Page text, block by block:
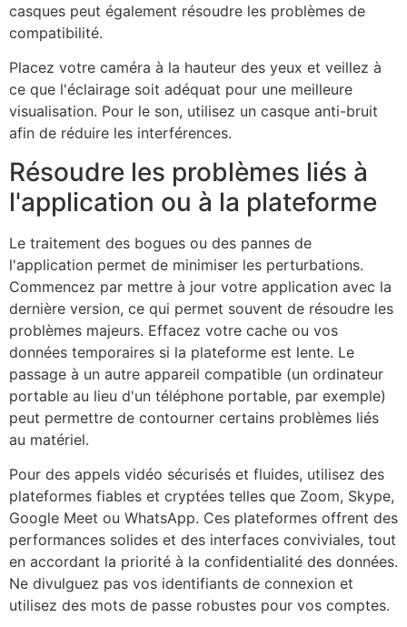
casques peut également résoudre les problèmes de
compatibilité.
Placez votre caméra à la hauteur des yeux et veillez à
ce que l'éclairage soit adéquat pour une meilleure
visualisation. Pour le son, utilisez un casque anti-bruit
afin de réduire les interférences.
Résoudre les problèmes liés à
l'application ou à la plateforme
Le traitement des bogues ou des pannes de
l'application permet de minimiser les perturbations.
Commencez par mettre à jour votre application avec la
dernière version, ce qui permet souvent de résoudre les
problèmes majeurs. Effacez votre cache ou vos
données temporaires si la plateforme est lente. Le
passage à un autre appareil compatible (un ordinateur
portable au lieu d'un téléphone portable, par exemple)
peut permettre de contourner certains problèmes liés
au matériel.
Pour des appels vidéo sécurisés et fluides, utilisez des
plateformes fiables et cryptées telles que Zoom, Skype,
Google Meet ou WhatsApp. Ces plateformes offrent des
performances solides et des interfaces conviviales, tout
en accordant la priorité à la confidentialité des données.
Ne divulguez pas vos identifiants de connexion et
utilisez des mots de passe robustes pour vos comptes.